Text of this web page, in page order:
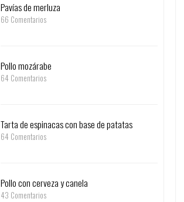
Pavías de merluza
66 Comentarios
Pollo mozárabe
64 Comentarios
Tarta de espinacas con base de patatas
64 Comentarios
Pollo con cerveza y canela
43 Comentarios